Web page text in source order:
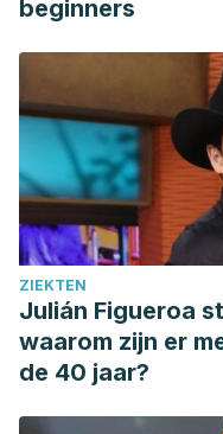
beginners
ZIEKTEN
Julián Figueroa
waarom zijn er
de 40 jaar?